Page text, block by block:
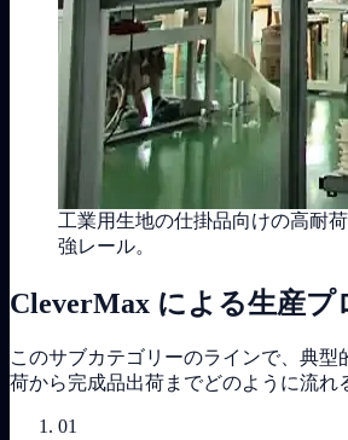
工業用生地の仕掛品向けの高耐
強レール。
CleverMax による生産プ
このサブカテゴリーのラインで、典型
荷から完成品出荷までどのように流れ
01